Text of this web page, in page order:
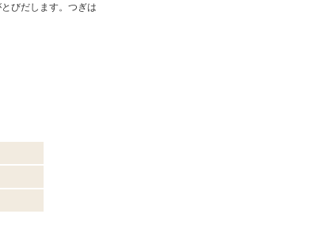
びだします。つぎは